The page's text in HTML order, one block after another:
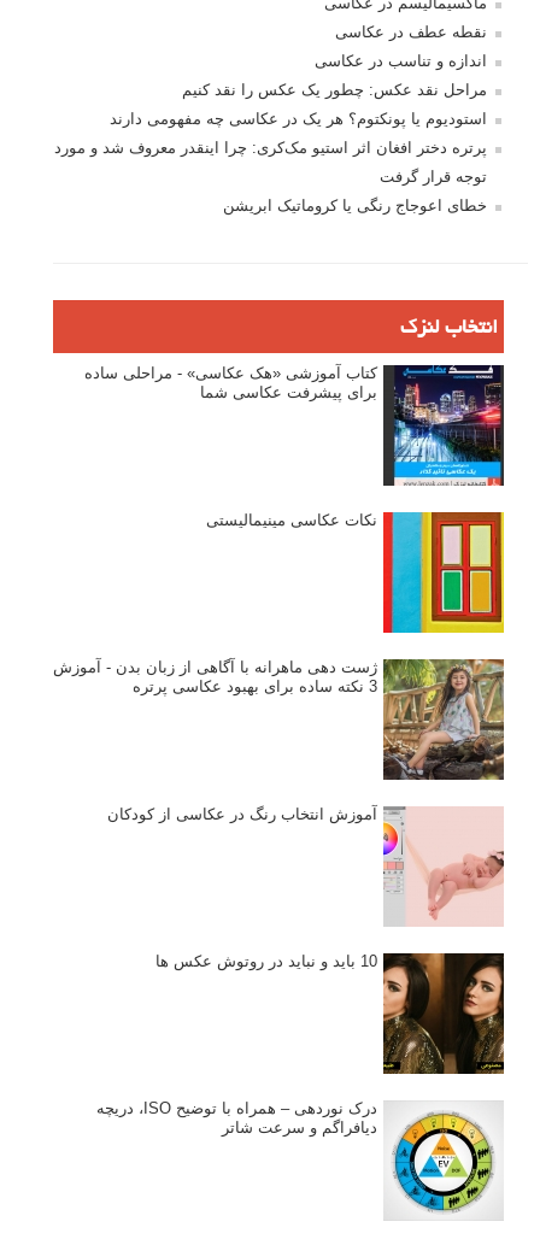
نقطه عطف در عکاسی
اندازه و تناسب در عکاسی
مراحل نقد عکس: چطور یک عکس را نقد کنیم
استودیوم یا پونکتوم؟ هر یک در عکاسی چه مفهومی دارند
پرتره دختر افغان اثر استیو مک‌کری: چرا اینقدر معروف شد و مورد
توجه قرار گرفت
خطای اعوجاج رنگی یا کروماتیک ابریشن
انتخاب لنزک
کتاب آموزشی «هک عکاسی» - مراحلی ساده
برای پیشرفت عکاسی شما
نکات عکاسی مینیمالیستی
ژست دهی ماهرانه با آگاهی از زبان بدن - آموزش
3 نکته ساده برای بهبود عکاسی پرتره
آموزش انتخاب رنگ در عکاسی از کودکان
10 باید و نباید در روتوش عکس ها
درک نوردهی – همراه با توضیح ISO، دریچه
دیافراگم و سرعت شاتر